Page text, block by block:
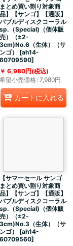
まとめ買い割り対象商
品】【サンゴ】【通販】
バブルディスクコーラル
sp.（Special)（個体販
売）（±2-
3cm)No.6（生体）（サ
ンゴ）
[ah14-
60709590]
6,980円(税込)
希望小売価格: 7,980円
カートに入れる
【サマーセール サンゴ
まとめ買い割り対象商
品】【サンゴ】【通販】
バブルディスクコーラル
sp.（Special)（個体販
売）（±2-
3cm)No.3（生体）（サ
ンゴ）
[ah14-
60709560]